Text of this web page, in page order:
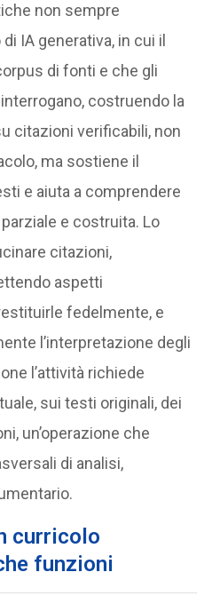
non sempre
IA generativa, in cui il
di fonti e che gli
costruendo la
citazioni verificabili, non
ma sostiene il
e aiuta a comprendere
e costruita. Lo
citazioni,
aspetti
fedelmente, e
l’interpretazione degli
l’attività richiede
sui testi originali, dei
un’operazione che
di analisi,
curricolo
funzioni